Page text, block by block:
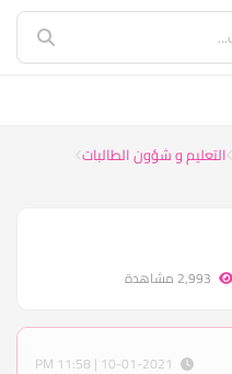
التعليم و شؤون الطالبات